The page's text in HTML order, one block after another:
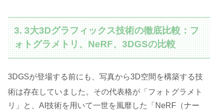
3. 3大3Dグラフィックス技術の徹底比較：フ
ォトグラメトリ、NeRF、3DGSの比較
3DGSが登場する前にも、写真から3D空間を構築する技
術は存在していました。その代表格が「フォトグラメト
リ」と、AI技術を用いて一世を風靡した「NeRF（ナー